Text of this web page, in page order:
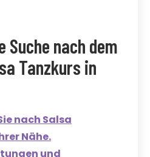
Suche nach dem
Tanzkurs in
nach Salsa
Nähe.
und